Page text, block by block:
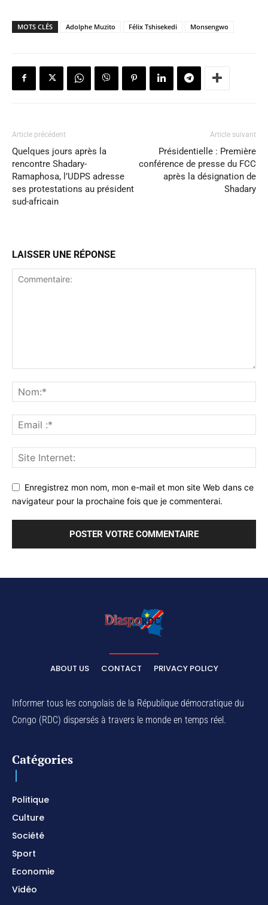
MOTS CLÉS Adolphe Muzito Félix Tshisekedi Monsengwo
Article précédent
Quelques jours après la
rencontre Shadary-
Ramaphosa, l’UDPS adresse
ses protestations au président
sud-africain
Article suivant
Présidentielle : Première
conférence de presse du FCC
après la désignation de
Shadary
LAISSER UNE RÉPONSE
Enregistrez mon nom, mon e-mail et mon site Web dans ce
navigateur pour la prochaine fois que je commenterai.
ABOUT US CONTACT PRIVACY POLICY
Informer tous les congolais de la République démocratique du
Congo (RDC) dispersés à travers le monde en temps réel.
Catégories
Politique
Culture
Société
Sport
Economie
Vidéo